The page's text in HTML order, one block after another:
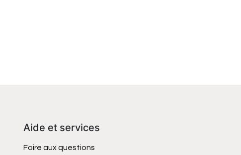
Aide et services
Foire aux questions